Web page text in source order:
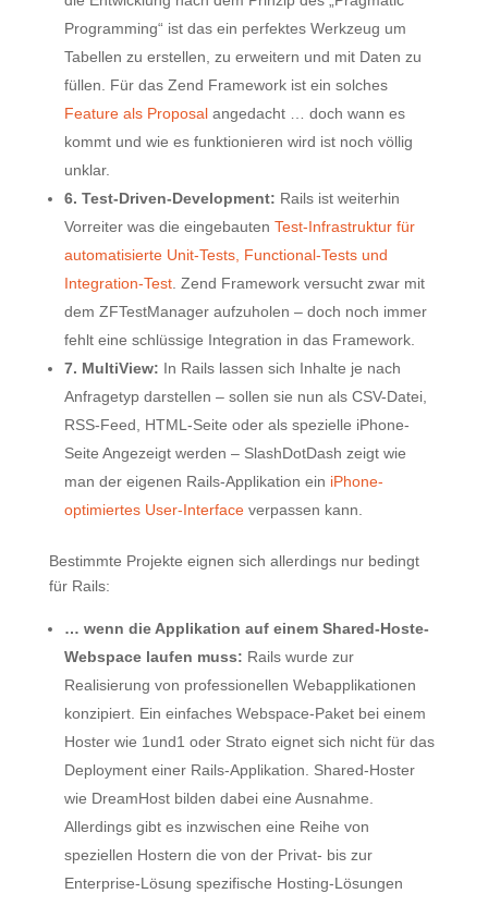
Programming“ ist das ein perfektes Werkzeug um
Tabellen zu erstellen, zu erweitern und mit Daten zu
füllen. Für das Zend Framework ist ein solches
Feature als Proposalangedacht … doch wann es
kommt und wie es funktionieren wird ist noch völlig
unklar.
6. Test-Driven-Development: Rails ist weiterhin
Vorreiter was die eingebauten Test-Infrastruktur für
automatisierte Unit-Tests, Functional-Tests und
Integration-Test. Zend Framework versucht zwar mit
dem ZFTestManager aufzuholen – doch noch immer
fehlt eine schlüssige Integration in das Framework.
7. MultiView: In Rails lassen sich Inhalte je nach
Anfragetyp darstellen – sollen sie nun als CSV-Datei,
RSS-Feed, HTML-Seite oder als spezielle iPhone-
Seite Angezeigt werden – SlashDotDash zeigt wie
man der eigenen Rails-Applikation ein iPhone-
optimiertes User-Interfaceverpassen kann.
Bestimmte Projekte eignen sich allerdings nur bedingt
für Rails:
… wenn die Applikation auf einem Shared-Hoste-
Webspace laufen muss: Rails wurde zur
Realisierung von professionellen Webapplikationen
konzipiert. Ein einfaches Webspace-Paket bei einem
Hoster wie 1und1 oder Strato eignet sich nicht für das
Deployment einer Rails-Applikation. Shared-Hoster
wie DreamHost bilden dabei eine Ausnahme.
Allerdings gibt es inzwischen eine Reihe von
speziellen Hostern die von der Privat- bis zur
Enterprise-Lösung spezifische Hosting-Lösungen